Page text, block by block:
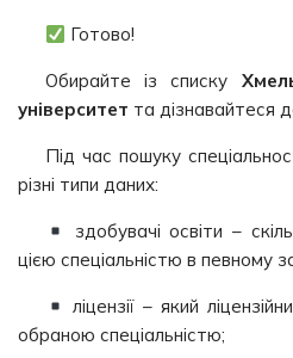
Готово!
Обирайте із списку
університет та дізнавайтеся
Під час пошуку
різні типи даних:
здобувачі освіти –
цією спеціальністю в певному
ліцензії – який
обраною спеціальністю;